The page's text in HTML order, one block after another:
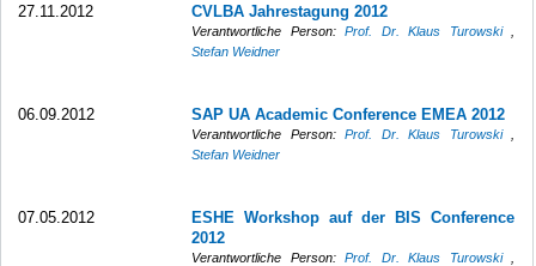
27.11.2012 CVLBA Jahrestagung 2012
Verantwortliche Person:Prof. Dr. Klaus Turowski
Stefan Weidner
06.09.2012 SAP UA Academic Conference EMEA 2012
Verantwortliche Person:Prof. Dr. Klaus Turowski
Stefan Weidner
07.05.2012
ESHE Workshop auf der BIS Conference
2012
Verantwortliche Person:Prof. Dr. Klaus Turowski